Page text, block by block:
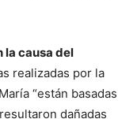
la causa del
realizadas por la
“están basadas
dañadas